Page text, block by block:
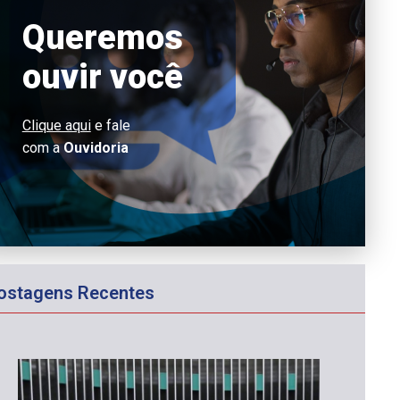
Queremos
ouvir você
Clique aquie fale
com aOuvidoria
Recentes